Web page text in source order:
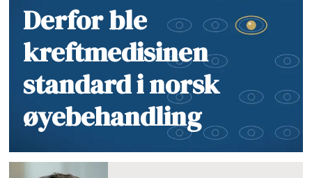
Derfor ble
kreftmedisinen
standard i norsk
øyebehandling